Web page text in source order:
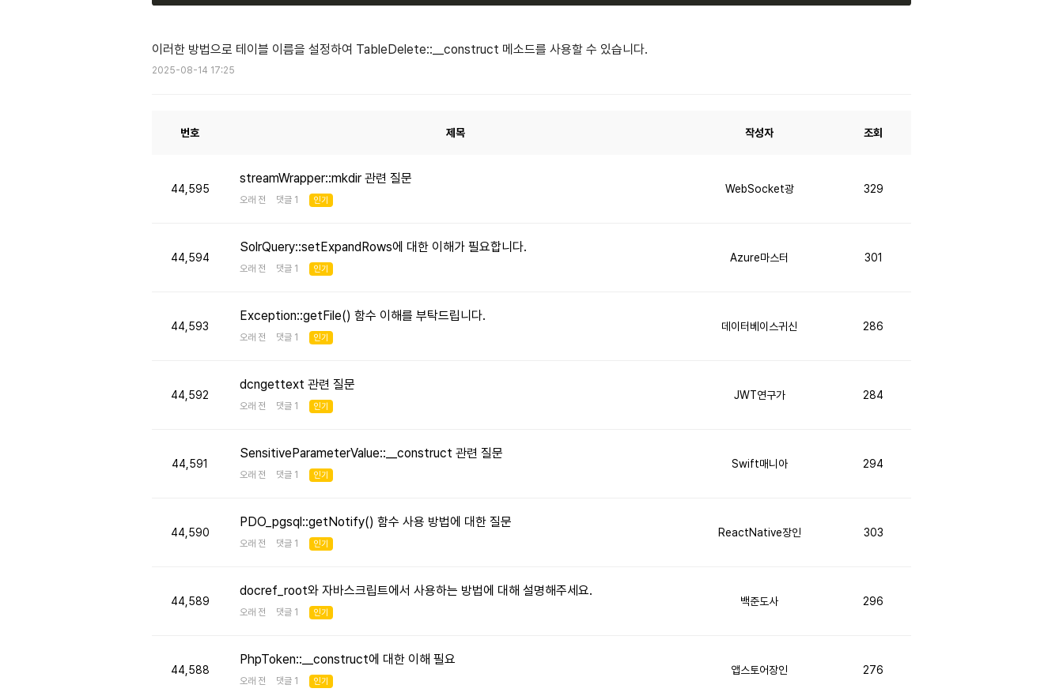
이러한 방법으로 테이블 이름을 설정하여 TableDelete::__construct 메소드를 사용할 수 있습니다.
2025-08-14 17:25
번호 제목 작성자 조회
44,595
streamWrapper::mkdir 관련 질문
오래 전 댓글 1 인기
WebSocket광 329
44,594
SolrQuery::setExpandRows에 대한 이해가 필요합니다.
오래 전 댓글 1 인기
Azure마스터 301
44,593
Exception::getFile() 함수 이해를 부탁드립니다.
오래 전 댓글 1 인기
데이터베이스귀신 286
44,592
dcngettext 관련 질문
오래 전 댓글 1 인기
JWT연구가 284
44,591
SensitiveParameterValue::__construct 관련 질문
오래 전 댓글 1 인기
Swift매니아 294
44,590
PDO_pgsql::getNotify() 함수 사용 방법에 대한 질문
오래 전 댓글 1 인기
ReactNative장인 303
44,589
docref_root와 자바스크립트에서 사용하는 방법에 대해 설명해주세요.
오래 전 댓글 1 인기
백준도사 296
44,588
PhpToken::__construct에 대한 이해 필요
오래 전 댓글 1 인기
앱스토어장인 276